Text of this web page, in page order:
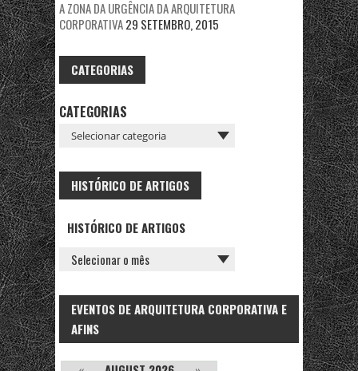
A ZONA DA URGÊNCIA DA ARQUITETURA
CORPORATIVA29 SETEMBRO, 2015
CATEGORIAS
CATEGORIAS
HISTÓRICO DE ARTIGOS
HISTÓRICO DE ARTIGOS
EVENTOS DE ARQUITETURA CORPORATIVA E
AFINS